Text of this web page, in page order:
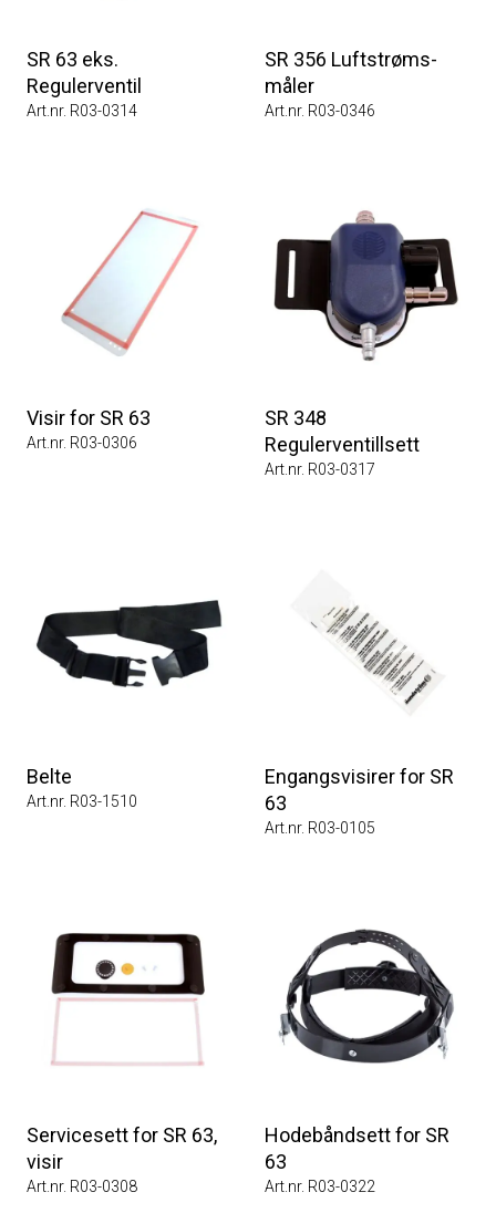
SR 63 eks.
Regulerventil
Art.nr. R03-0314
SR 356 Luftstrøms-
måler
Art.nr. R03-0346
Visir for SR 63
Art.nr. R03-0306
SR 348
Regulerventillsett
Art.nr. R03-0317
Belte
Art.nr. R03-1510
Engangsvisirer for SR
63
Art.nr. R03-0105
Servicesett for SR 63,
visir
Art.nr. R03-0308
Hodebåndsett for SR
63
Art.nr. R03-0322